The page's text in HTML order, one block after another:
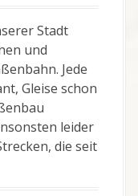
Stadt
und
Jede
Gleise schon
leider
die seit